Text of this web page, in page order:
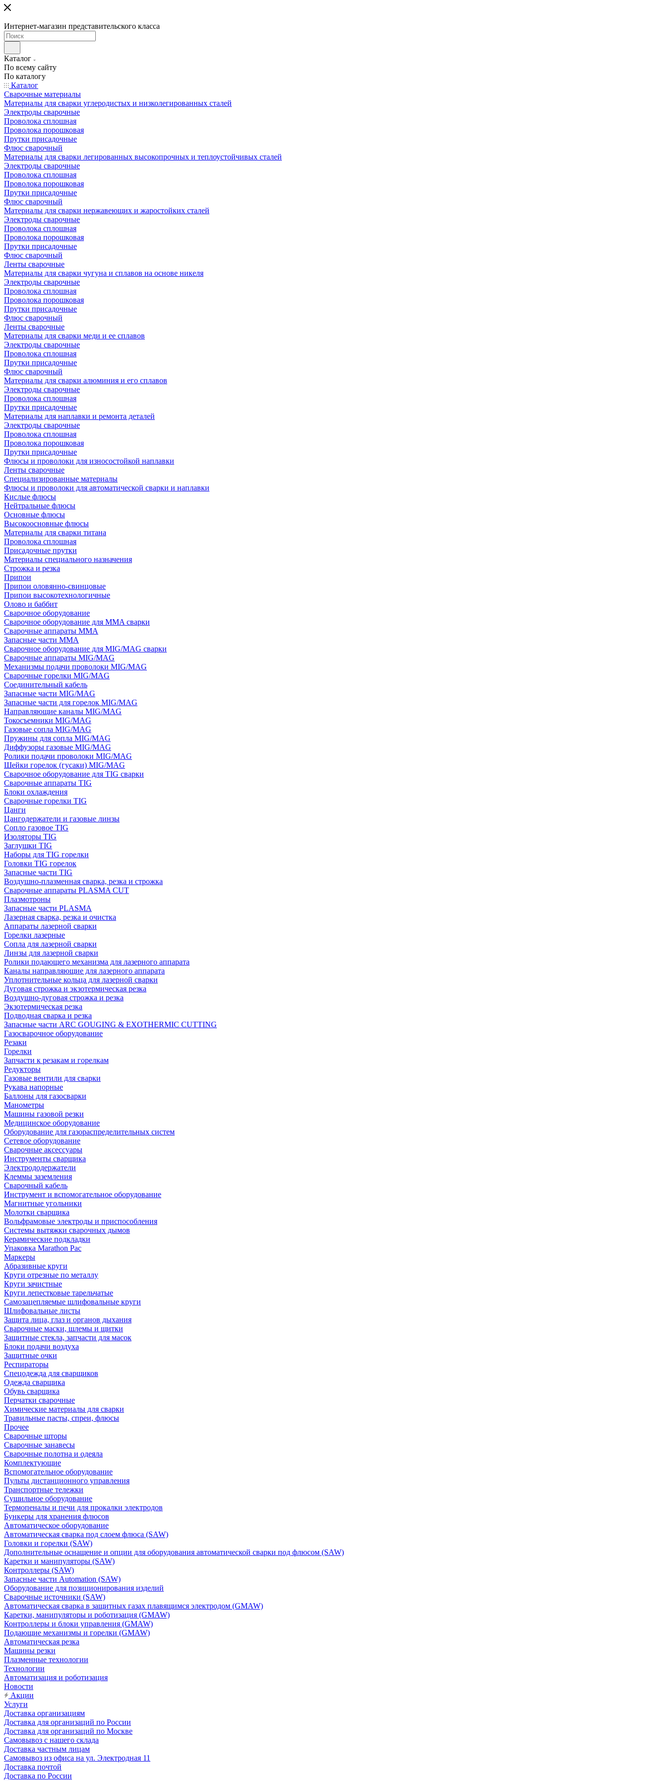
Интернет-магазин представительского класса
Каталог
По всему сайту
По каталогу
Каталог
Сварочные материалы
Материалы для сварки углеродистых и низколегированных сталей
Электроды сварочные
Проволока сплошная
Проволока порошковая
Прутки присадочные
Флюс сварочный
Материалы для сварки легированных высокопрочных и теплоустойчивых сталей
Электроды сварочные
Проволока сплошная
Проволока порошковая
Прутки присадочные
Флюс сварочный
Материалы для сварки нержавеющих и жаростойких сталей
Электроды сварочные
Проволока сплошная
Проволока порошковая
Прутки присадочные
Флюс сварочный
Ленты сварочные
Материалы для сварки чугуна и сплавов на основе никеля
Электроды сварочные
Проволока сплошная
Проволока порошковая
Прутки присадочные
Флюс сварочный
Ленты сварочные
Материалы для сварки меди и ее сплавов
Электроды сварочные
Проволока сплошная
Прутки присадочные
Флюс сварочный
Материалы для сварки алюминия и его сплавов
Электроды сварочные
Проволока сплошная
Прутки присадочные
Материалы для наплавки и ремонта деталей
Электроды сварочные
Проволока сплошная
Проволока порошковая
Прутки присадочные
Флюсы и проволоки для износостойкой наплавки
Ленты сварочные
Специализированные материалы
Флюсы и проволоки для автоматической сварки и наплавки
Кислые флюсы
Нейтральные флюсы
Основные флюсы
Высокоосновные флюсы
Материалы для сварки титана
Проволока сплошная
Присадочные прутки
Материалы специального назначения
Строжка и резка
Припои
Припои оловянно-свинцовые
Припои высокотехнологичные
Олово и баббит
Сварочное оборудование
Сварочное оборудование для MMA сварки
Сварочные аппараты MMA
Запасные части MMA
Сварочное оборудование для MIG/MAG сварки
Сварочные аппараты MIG/MAG
Механизмы подачи проволоки MIG/MAG
Сварочные горелки MIG/MAG
Соединительный кабель
Запасные части MIG/MAG
Запасные части для горелок MIG/MAG
Направляющие каналы MIG/MAG
Токосъемники MIG/MAG
Газовые сопла MIG/MAG
Пружины для сопла MIG/MAG
Диффузоры газовые MIG/MAG
Ролики подачи проволоки MIG/MAG
Шейки горелок (гусаки) MIG/MAG
Сварочное оборудование для TIG сварки
Сварочные аппараты TIG
Блоки охлаждения
Сварочные горелки TIG
Цанги
Цангодержатели и газовые линзы
Сопло газовое TIG
Изоляторы TIG
Заглушки TIG
Наборы для TIG горелки
Головки TIG горелок
Запасные части TIG
Воздушно-плазменная сварка, резка и строжка
Сварочные аппараты PLASMA CUT
Плазмотроны
Запасные части PLASMA
Лазерная сварка, резка и очистка
Аппараты лазерной сварки
Горелки лазерные
Сопла для лазерной сварки
Линзы для лазерной сварки
Ролики подающего механизма для лазерного аппарата
Каналы направляющие для лазерного аппарата
Уплотнительные кольца для лазерной сварки
Дуговая строжка и экзотермическая резка
Воздушно-дуговая строжка и резка
Экзотермическая резка
Подводная сварка и резка
Запасные части ARC GOUGING & EXOTHERMIC CUTTING
Газосварочное оборудование
Резаки
Горелки
Запчасти к резакам и горелкам
Редукторы
Газовые вентили для сварки
Рукава напорные
Баллоны для газосварки
Манометры
Машины газовой резки
Медицинское оборудование
Оборудование для газораспределительных систем
Сетевое оборудование
Сварочные аксессуары
Инструменты сварщика
Электрододержатели
Клеммы заземления
Сварочный кабель
Инструмент и вспомогательное оборудование
Магнитные угольники
Молотки сварщика
Вольфрамовые электроды и приспособления
Системы вытяжки сварочных дымов
Керамические подкладки
Упаковка Marathon Pac
Маркеры
Абразивные круги
Круги отрезные по металлу
Круги зачистные
Круги лепестковые тарельчатые
Самозацепляемые шлифовальные круги
Шлифовальные листы
Защита лица, глаз и органов дыхания
Сварочные маски, шлемы и щитки
Защитные стекла, запчасти для масок
Блоки подачи воздуха
Защитные очки
Респираторы
Спецодежда для сварщиков
Одежда сварщика
Обувь сварщика
Перчатки сварочные
Химические материалы для сварки
Травильные пасты, спреи, флюсы
Прочее
Сварочные шторы
Сварочные занавесы
Сварочные полотна и одеяла
Комплектующие
Вспомогательное оборудование
Пульты дистанционного управления
Транспортные тележки
Сушильное оборудование
Термопеналы и печи для прокалки электродов
Бункеры для хранения флюсов
Автоматическое оборудование
Автоматическая сварка под слоем флюса (SAW)
Головки и горелки (SAW)
Дополнительные оснащение и опции для оборудования автоматической сварки под флюсом (SAW)
Каретки и манипуляторы (SAW)
Контроллеры (SAW)
Запасные части Automation (SAW)
Оборудование для позиционирования изделий
Сварочные источники (SAW)
Автоматическая сварка в защитных газах плавящимся электродом (GMAW)
Каретки, манипуляторы и роботизация (GMAW)
Контроллеры и блоки управления (GMAW)
Подающие механизмы и горелки (GMAW)
Автоматическая резка
Машины резки
Плазменные технологии
Технологии
Автоматизация и роботизация
Новости
Акции
Услуги
Доставка организациям
Доставка для организаций по России
Доставка для организаций по Москве
Самовывоз с нашего склада
Доставка частным лицам
Самовывоз из офиса на ул. Электродная 11
Доставка почтой
Доставка по России